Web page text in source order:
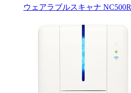
ウェアラブルスキャナ NC500R